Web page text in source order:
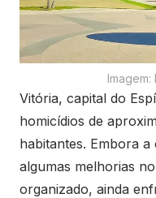
Vitória, capital do
homicídios de
habitantes. Embora a
algumas melhorias
organizado, ainda